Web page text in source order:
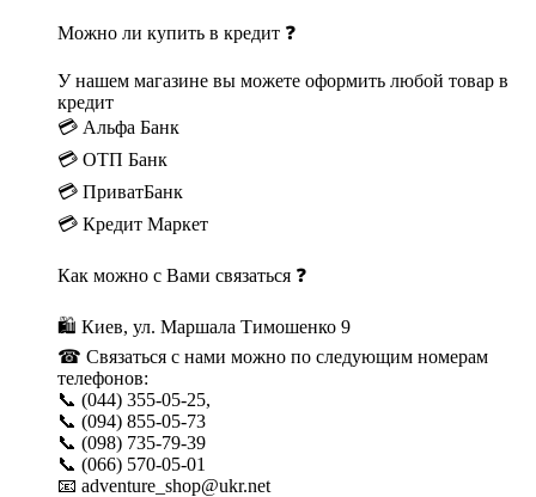
Можно ли купить в кредит ❓
У нашем магазине вы можете оформить любой товар в
кредит
💳 Альфа Банк
💳 ОТП Банк
💳 ПриватБанк
💳 Кредит Маркет
Как можно с Вами связаться ❓
🛍 Киев, ул. Маршала Тимошенко 9
☎ Связаться с нами можно по следующим номерам
телефонов:
📞 (044) 355-05-25,
📞 (094) 855-05-73
📞 (098) 735-79-39
📞 (066) 570-05-01
📧 adventure_shop@ukr.net